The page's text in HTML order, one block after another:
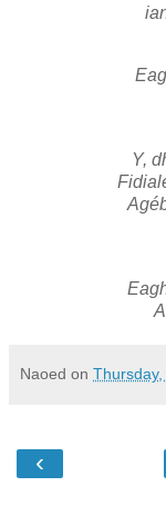
Y,
Naoed on
‹